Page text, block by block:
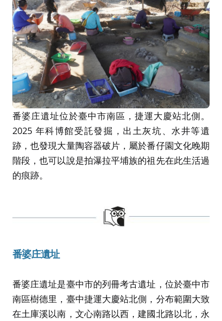
番婆庄遺址位於臺中市南區，捷運大慶站北側。
2025 年科博館受託發掘，出土灰坑、水井等遺
跡，也發現大量陶容器破片，屬於番仔園文化晚期
階段，也可以說是拍瀑拉平埔族的祖先在此生活過
的痕跡。
番婆庄遺址
番婆庄遺址是臺中市的列冊考古遺址，位於臺中市
南區樹德里，臺中捷運大慶站北側，分布範圍大致
在土庫溪以南，文心南路以西，建國北路以北，永